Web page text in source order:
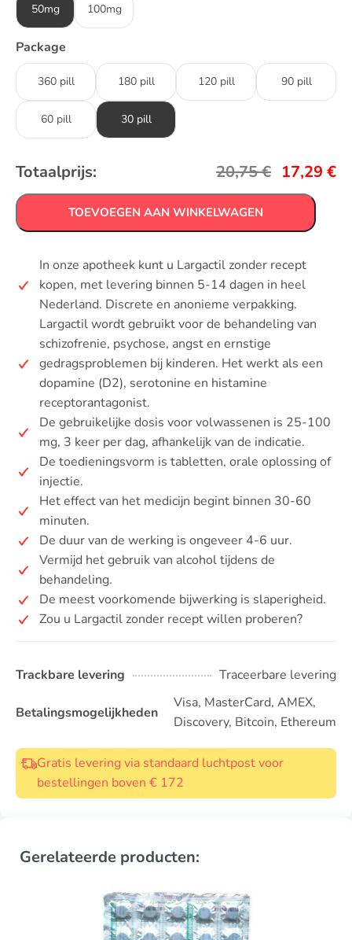
50mg 100mg
Package
360 pill 180 pill 120 pill 90 pill
60 pill 30 pill
Totaalprijs: 20,75€ 17,29 €
TOEVOEGEN AAN WINKELWAGEN
In onze apotheek kunt u Largactil zonder recept
kopen, met levering binnen 5-14 dagen in heel
Nederland. Discrete en anonieme verpakking.
Largactil wordt gebruikt voor de behandeling van
schizofrenie, psychose, angst en ernstige
gedragsproblemen bij kinderen. Het werkt als een
dopamine (D2), serotonine en histamine
receptorantagonist.
De gebruikelijke dosis voor volwassenen is 25-100
mg, 3 keer per dag, afhankelijk van de indicatie.
De toedieningsvorm is tabletten, orale oplossing of
injectie.
Het effect van het medicijn begint binnen 30-60
minuten.
De duur van de werking is ongeveer 4-6 uur.
Vermijd het gebruik van alcohol tijdens de
behandeling.
De meest voorkomende bijwerking is slaperigheid.
Zou u Largactil zonder recept willen proberen?
Trackbare levering Traceerbare levering
Betalingsmogelijkheden
Visa, MasterCard, AMEX,
Discovery, Bitcoin, Ethereum
Gratis levering via standaard luchtpost voor
bestellingen boven € 172
Gerelateerde producten: